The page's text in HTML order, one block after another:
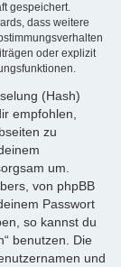
gespeichert.
dass weitere
oder explizit
(Hash)
empfohlen,
zu
um.
von phpBB
Passwort
so kannst du
benutzen. Die
und